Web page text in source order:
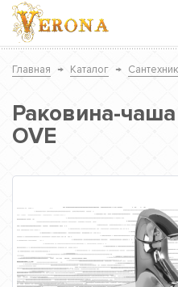
Главная → Каталог →
Раковина-
OVE